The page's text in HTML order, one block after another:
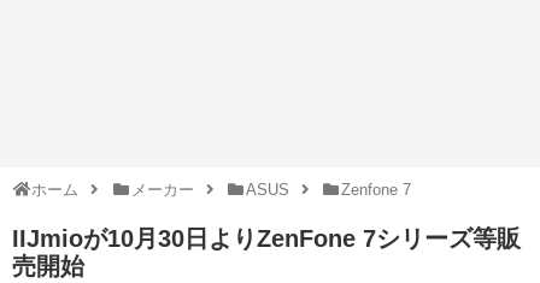
ホーム メーカー ASUS Zenfone 7
IIJmioが10月30日よりZenFone 7シリーズ等販
売開始